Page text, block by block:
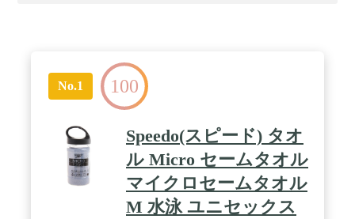
No.1 100
Speedo(スピード) タオ
ル Micro セームタオル
マイクロセームタオル
M 水泳 ユニセックス